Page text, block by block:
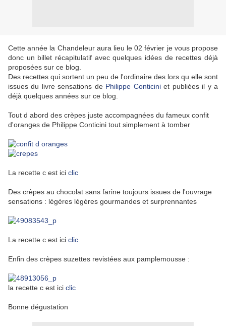
Cette année la Chandeleur aura lieu le 02 février je vous propose
donc un billet récapitulatif avec quelques idées de recettes déjà
proposées sur ce blog.
Des recettes qui sortent un peu de l'ordinaire des lors qu elle sont
issues du livre sensations de Philippe Conticiniet publiées il y a
déjà quelques années sur ce blog.
Tout d abord des crèpes juste accompagnées du fameux confit
d'oranges de Philippe Conticini tout simplement à tomber
La recette c est ici clic
Des crèpes au chocolat sans farine toujours issues de l'ouvrage
sensations : légères légères gourmandes et surprennantes
La recette c est ici clic
Enfin des crèpes suzettes revistées aux pamplemousse :
la recette c est ici clic
Bonne dégustation